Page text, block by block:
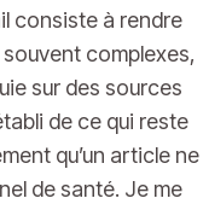
consiste à rendre
complexes,
sur des sources
de ce qui reste
qu’un article ne
de santé. Je me